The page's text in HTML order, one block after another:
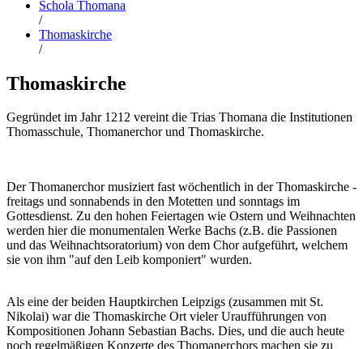
Schola Thomana
/
Thomaskirche
/
Thomaskirche
Gegründet im Jahr 1212 vereint die Trias Thomana die Institutionen
Thomasschule, Thomanerchor und Thomaskirche.
Der Thomanerchor musiziert fast wöchentlich in der Thomaskirche -
freitags und sonnabends in den Motetten und sonntags im
Gottesdienst. Zu den hohen Feiertagen wie Ostern und Weihnachten
werden hier die monumentalen Werke Bachs (z.B. die Passionen
und das Weihnachtsoratorium) von dem Chor aufgeführt, welchem
sie von ihm "auf den Leib komponiert" wurden.
Als eine der beiden Hauptkirchen Leipzigs (zusammen mit St.
Nikolai) war die Thomaskirche Ort vieler Uraufführungen von
Kompositionen Johann Sebastian Bachs. Dies, und die auch heute
noch regelmäßigen Konzerte des Thomanerchors machen sie zu